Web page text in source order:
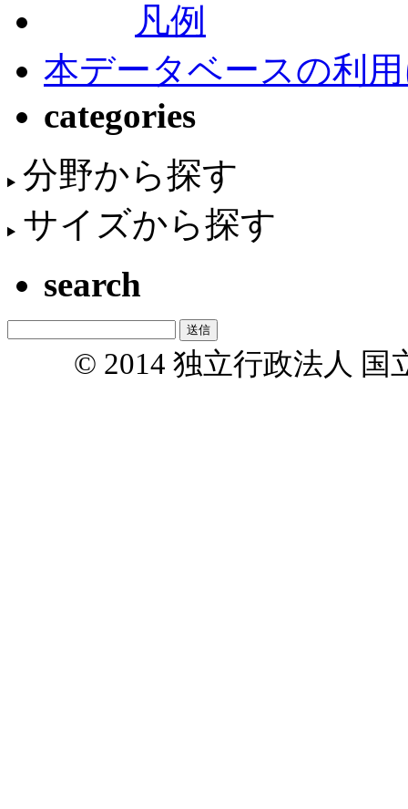
凡例
本データベースの利
categories
分野から探す
サイズから探す
search
© 2014 独立行政法人 国